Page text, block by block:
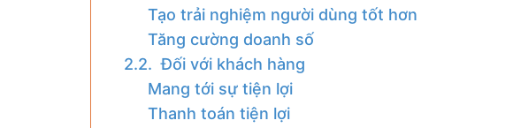
Tạo trải nghiệm người dùng tốt hơn
Tăng cường doanh số
2.2. Đối với khách hàng
Mang tới sự tiện lợi
Thanh toán tiện lợi